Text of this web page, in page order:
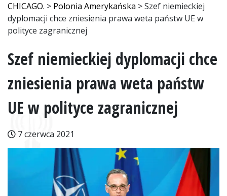
CHICAGO. > Polonia Amerykańska >Szef niemieckiej
dyplomacji chce zniesienia prawa weta państw UE w
polityce zagranicznej
Szef niemieckiej dyplomacji chce
zniesienia prawa weta państw
UE w polityce zagranicznej
7 czerwca 2021